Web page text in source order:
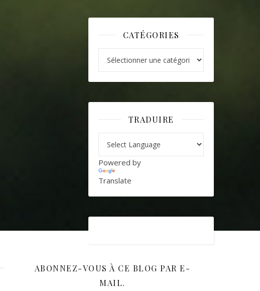
CATÉGORIES
TRADUIRE
Powered by
Translate
ABONNEZ-VOUS À CE BLOG PAR E-
MAIL.